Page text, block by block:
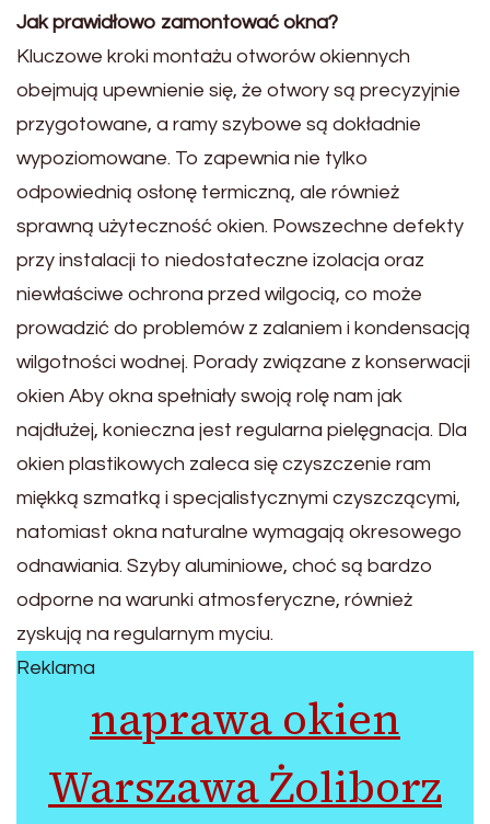
Jak prawidłowo zamontować okna?
Kluczowe kroki montażu otworów okiennych
obejmują upewnienie się, że otwory są precyzyjnie
przygotowane, a ramy szybowe są dokładnie
wypoziomowane. To zapewnia nie tylko
odpowiednią osłonę termiczną, ale również
sprawną użyteczność okien. Powszechne defekty
przy instalacji to niedostateczne izolacja oraz
niewłaściwe ochrona przed wilgocią, co może
prowadzić do problemów z zalaniem i kondensacją
wilgotności wodnej. Porady związane z konserwacji
okien Aby okna spełniały swoją rolę nam jak
najdłużej, konieczna jest regularna pielęgnacja. Dla
okien plastikowych zaleca się czyszczenie ram
miękką szmatką i specjalistycznymi czyszczącymi,
natomiast okna naturalne wymagają okresowego
odnawiania. Szyby aluminiowe, choć są bardzo
odporne na warunki atmosferyczne, również
zyskują na regularnym myciu.
Reklama
naprawa okien
Warszawa Żoliborz